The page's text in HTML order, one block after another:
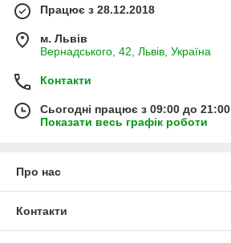
Працює з 28.12.2018
м. Львів
Вернадського, 42, Львів, Україна
Контакти
Сьогодні працює з 09:00 до 21:00
Показати весь графік роботи
Про нас
Контакти